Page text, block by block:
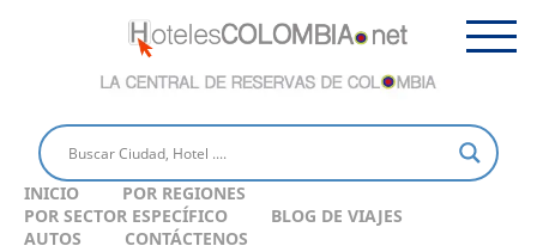
INICIO
POR REGIONES
POR SECTOR ESPECÍFICO
BLOG DE VIAJES
AUTOS
CONTÁCTENOS